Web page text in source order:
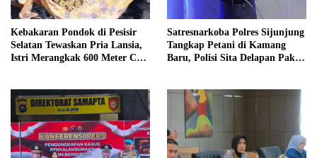
Kebakaran Pondok di Pesisir
Selatan Tewaskan Pria Lansia,
Istri Merangkak 600 Meter Cari
Satresnarkoba Polres Sijunjung
Tangkap Petani di Kamang
Baru, Polisi Sita Delapan Paket